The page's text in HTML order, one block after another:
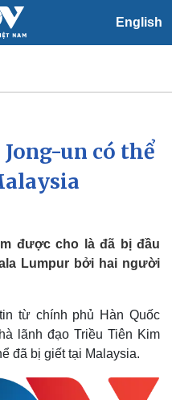
English
Xã hội
Tin 24h
Dự báo thời tiết
Việc làm
Biển đảo
un có thể
được cho là đã bị đầu
Lumpur bởi hai người
từ chính phủ Hàn Quốc
lãnh đạo Triều Tiên Kim
đã bị giết tại Malaysia.